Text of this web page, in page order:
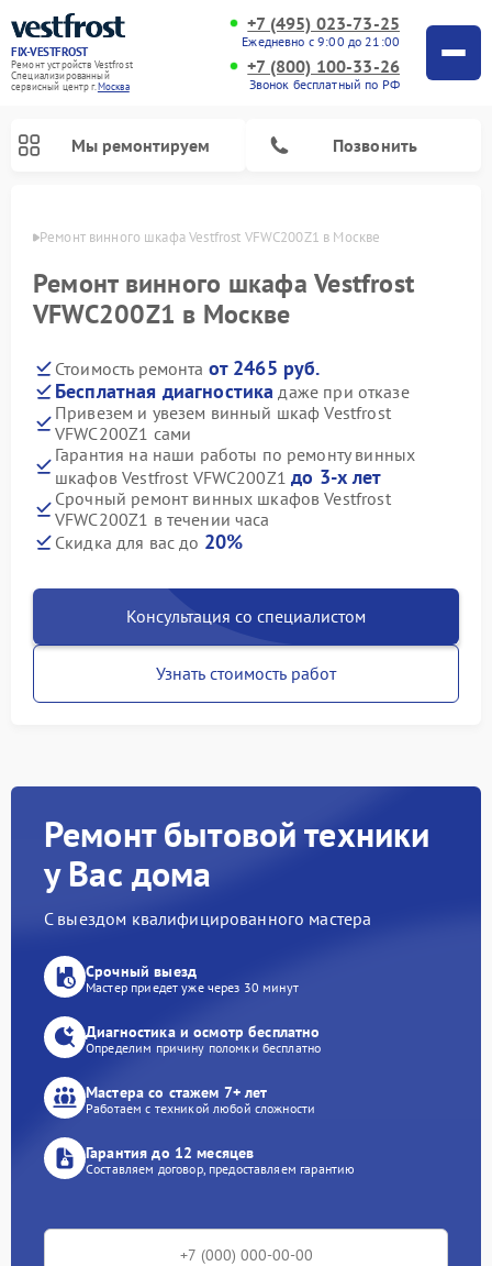
FIX-VESTFROST
Ремонт устройств Vestfrost
Специализированный
cервисный центр г.Москва
+7 (495) 023-73-25
Ежедневно с 9:00 до 21:00
+7 (800) 100-33-26
Звонок бесплатный по РФ
Мы ремонтируем Позвонить
Ремонт винного шкафа Vestfrost VFWC200Z1 в Москве
Ремонт винного шкафа Vestfrost
VFWC200Z1 в Москве
Стоимость ремонта от 2465 руб.
Бесплатная диагностика даже при отказе
Привезем и увезем винный шкаф Vestfrost
VFWC200Z1 сами
Гарантия на наши работы по ремонту винных
шкафов Vestfrost VFWC200Z1до 3-х лет
Срочный ремонт винных шкафов Vestfrost
VFWC200Z1 в течении часа
Скидка для вас до 20%
Консультация со специалистом
Узнать стоимость работ
Ремонт бытовой техники
у Вас дома
С выездом квалифицированного мастера
Срочный выезд
Мастер приедет уже через 30 минут
Диагностика и осмотр бесплатно
Определим причину поломки бесплатно
Мастера со стажем 7+ лет
Работаем с техникой любой сложности
Гарантия до 12 месяцев
Составляем договор, предоставляем гарантию